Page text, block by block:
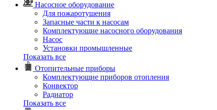
Насосное оборудование
Для пожаротушения
Запасные части к насосам
Комплектующие насосного оборудования
Насос
Установки промышленные
Показать все
Отопительные приборы
Комплектующие приборов отопления
Конвектор
Радиатор
Показать все